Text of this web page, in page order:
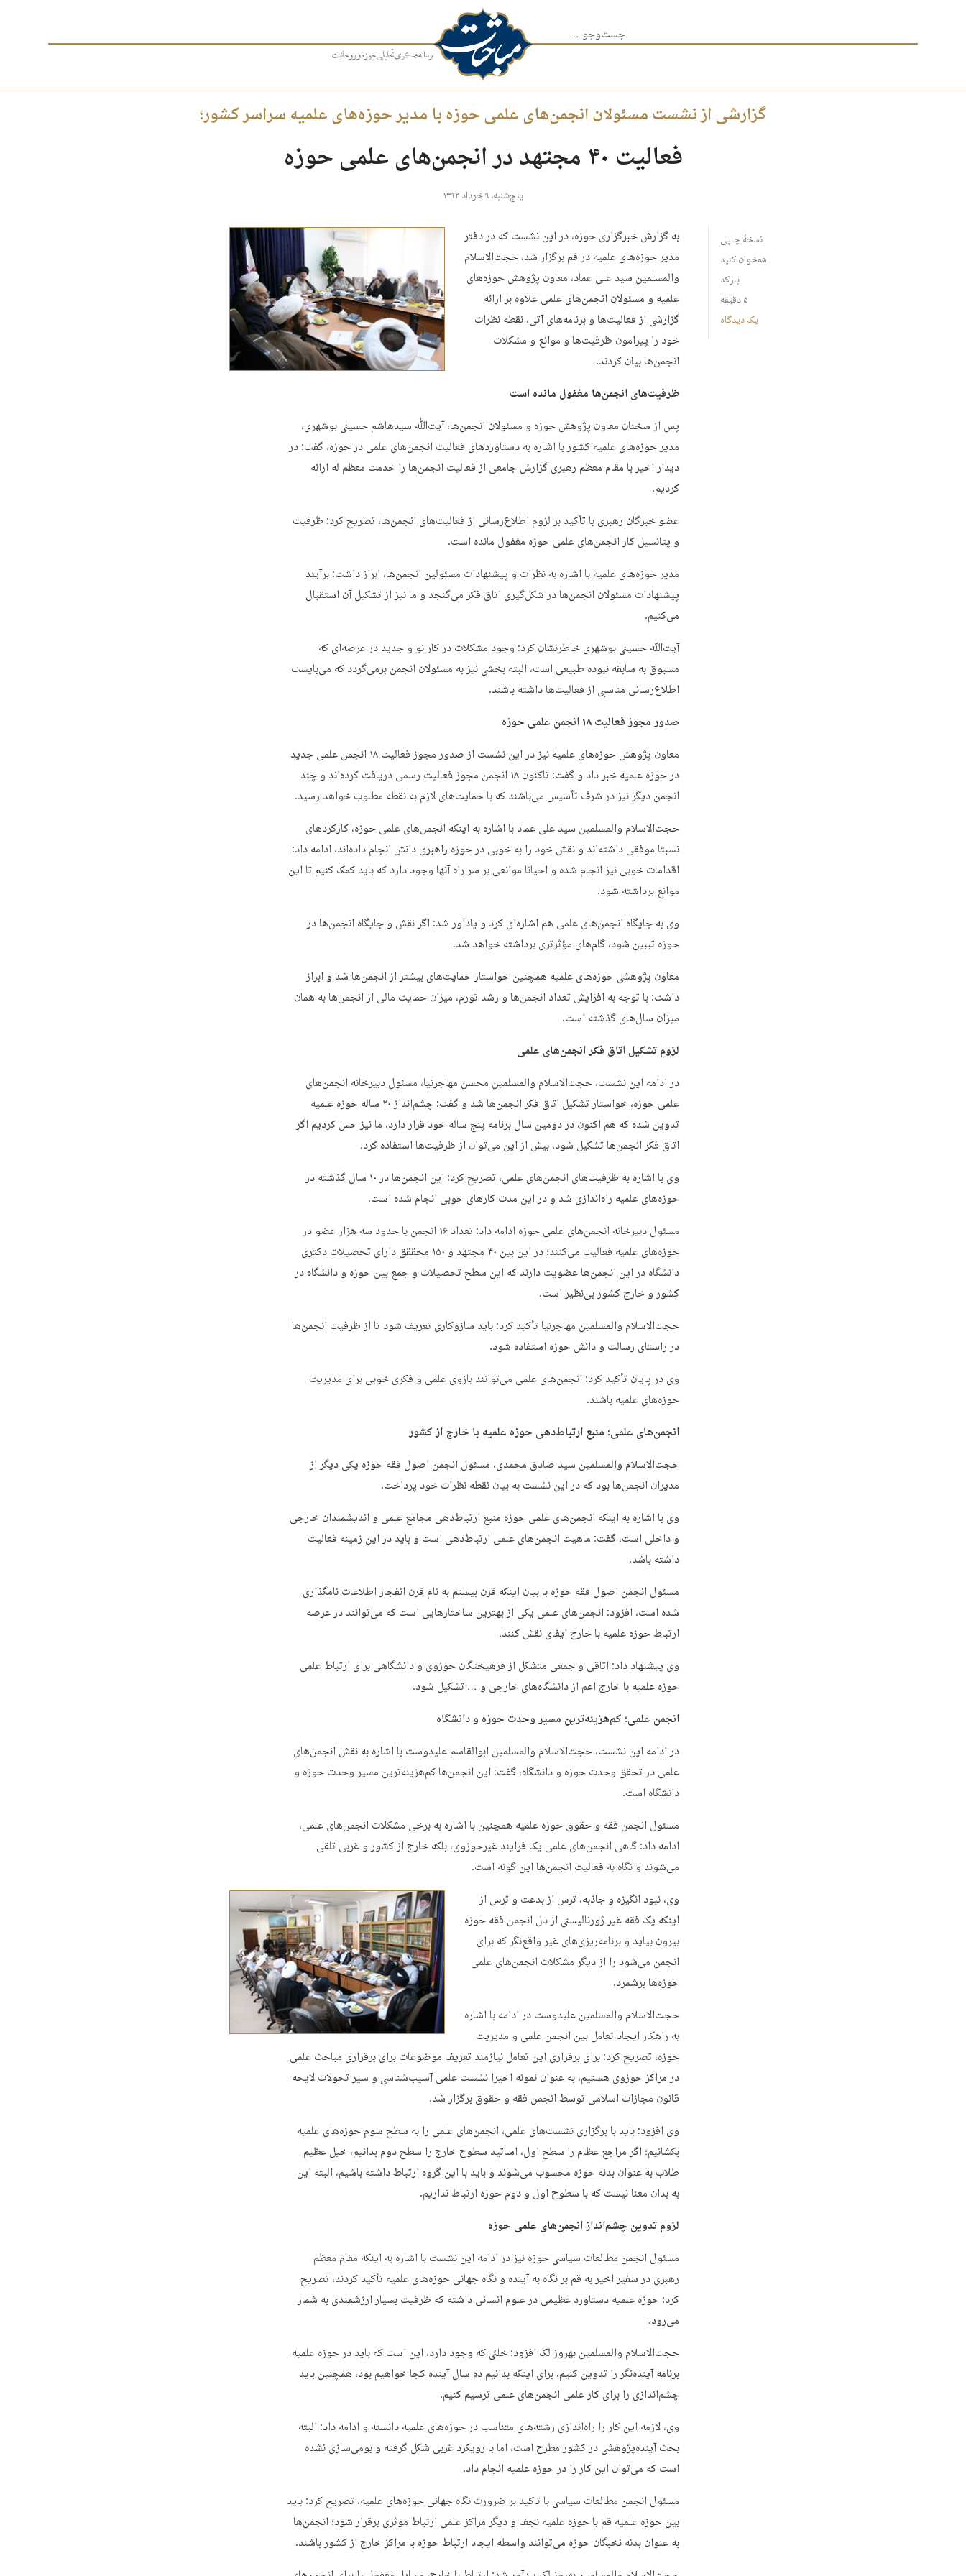
جست‌وجو برای:
گزارشی از نشست مسئولان انجمن‌های علمی حوزه با مدیر حوزه‌های علمیه سراسر کشور؛
فعالیت ۴۰ مجتهد در انجمن‌‌های علمی حوزه
پنج‌شنبه، ۹ خرداد ۱۳۹۲
نسخهٔ چاپی
همخوان کنید
بارکد
۵ دقیقه
یک دیدگاه
به گزارش خبرگزاری حوزه، در این نشست که در دفتر
مدیر حوزه‌های علمیه در قم برگزار شد، حجت‌الاسلام
والمسلمین سید علی عماد، معاون پژوهش حوزه‌های
علمیه و مسئولان انجمن‌های علمی علاوه بر ارائه
گزارشی از فعالیت‌ها و برنامه‌های آتی، نقطه نظرات
خود را پیرامون ظرفیت‌ها و موانع و مشکلات
انجمن‌ها بیان کردند.
ظرفیت‌های انجمن‌ها مغفول مانده است
پس از سخنان معاون پژوهش حوزه و مسئولان انجمن‌ها، آیت‌ﷲ سیدهاشم حسینی بوشهری،
مدیر حوزه‌های علمیه کشور با اشاره به دستاوردهای فعالیت انجمن‌های علمی در حوزه، گفت: در
دیدار اخیر با مقام معظم رهبری گزارش جامعی از فعالیت انجمن‌ها را خدمت معظم له ارائه
کردیم.
عضو خبرگان رهبری با تأکید بر لزوم اطلاع‌رسانی از فعالیت‌های انجمن‌ها، تصریح کرد: ظرفیت
و پتانسیل کار انجمن‌های علمی حوزه مغفول مانده است.
مدیر حوزه‌های علمیه با اشاره به نظرات و پیشنهادات مسئولین انجمن‌ها، ابراز داشت: برآیند
پیشنهادات مسئولان انجمن‌ها در شکل‌گیری اتاق فکر می‌گنجد و ما نیز از تشکیل آن استقبال
می‌کنیم.
آیت‌ﷲ حسینی بوشهری خاطرنشان کرد: وجود مشکلات در کار نو و جدید در عرصه‌ای که
مسبوق به سابقه نبوده طبیعی است، البته بخشی نیز به مسئولان انجمن برمی‌گردد که می‌بایست
اطلاع‌رسانی مناسبی از فعالیت‌ها داشته باشند.
صدور مجوز فعالیت ۱۸ انجمن علمی حوزه
معاون پژوهش حوزه‌های علمیه نیز در این نشست از صدور مجوز فعالیت ۱۸ انجمن علمی جدید
در حوزه علمیه خبر داد و گفت: تاکنون ۱۸ انجمن مجوز فعالیت رسمی دریافت کرده‌اند و چند
انجمن دیگر نیز در شرف تأسیس می‌باشند که با حمایت‌های لازم به نقطه مطلوب خواهد رسید.
حجت‌الاسلام والمسلمین سید علی عماد با اشاره به اینکه انجمن‌های علمی حوزه، کارکردهای
نسبتا موفقی داشته‌اند و نقش خود را به خوبی در حوزه راهبری دانش انجام داده‌اند، ادامه داد:
اقدامات خوبی نیز انجام شده و احیانا موانعی بر سر راه آنها وجود دارد که باید کمک کنیم تا این
موانع برداشته شود.
وی به جایگاه انجمن‌های علمی هم اشاره‌ای کرد و یادآور شد: اگر نقش و جایگاه انجمن‌ها در
حوزه تببین شود، گام‌های مؤثرتری برداشته خواهد شد.
معاون پژوهشی حوزه‌های علمیه همچنین خواستار حمایت‌های بیشتر از انجمن‌ها شد و ابراز
داشت: با توجه به افزایش تعداد انجمن‌ها و رشد تورم، میزان حمایت مالی از انجمن‌ها به همان
میزان سال‌های گذشته است.
لزوم تشکیل اتاق فکر انجمن‌های علمی
در ادامه این نشست، حجت‌الاسلام والمسلمین محسن مهاجرنیا، مسئول دبیرخانه انجمن‌های
علمی حوزه، خواستار تشکیل اتاق فکر انجمن‌ها شد و گفت: چشم‌انداز ۲۰ ساله حوزه علمیه
تدوین شده که هم اکنون در دومین سال برنامه پنج ساله خود قرار دارد، ما نیز حس کردیم اگر
اتاق فکر انجمن‌ها تشکیل شود، بیش از این می‌توان از ظرفیت‌ها استفاده کرد.
وی با اشاره به ظرفیت‌های انجمن‌های علمی، تصریح کرد: این انجمن‌ها در ۱۰ سال گذشته در
حوزه‌های علمیه راه‌اندازی شد و در این مدت کارهای خوبی انجام شده است.
مسئول دبیرخانه انجمن‌های علمی حوزه ادامه داد: تعداد ۱۶ انجمن با حدود سه هزار عضو در
حوزه‌های علمیه فعالیت می‌کنند؛ در این بین ۴۰ مجتهد و ۱۵۰ محققق دارای تحصیلات دکتری
دانشگاه در این انجمن‌ها عضویت دارند که این سطح تحصیلات و جمع بین حوزه و دانشگاه در
کشور و خارج کشور بی‌نظیر است.
حجت‌الاسلام والمسلمین مهاجرنیا تأکید کرد: باید سازوکاری تعریف شود تا از ظرفیت انجمن‌ها
در راستای رسالت و دانش حوزه استفاده شود.
وی در پایان تأکید کرد: انجمن‌های علمی می‌توانند بازوی علمی و فکری خوبی برای مدیریت
حوزه‌های علمیه باشند.
انجمن‌های علمی؛ منبع ارتباط‌دهی حوزه علمیه با خارج از کشور
حجت‌الاسلام والمسلمین سید صادق محمدی، مسئول انجمن اصول فقه حوزه یکی دیگر از
مدیران انجمن‌ها بود که در این نشست به بیان نقطه نظرات خود پرداخت.
وی با اشاره به اینکه انجمن‌های علمی حوزه منبع ارتباط‌دهی مجامع علمی و اندیشمندان خارجی
و داخلی است، گفت: ماهیت انجمن‌های علمی ارتباط‌دهی است و باید در این زمینه فعالیت
داشته باشد.
مسئول انجمن اصول فقه حوزه با بیان اینکه قرن بیستم به نام قرن انفجار اطلاعات نامگذاری
شده است، افزود: انجمن‌های علمی یکی از بهترین ساختارهایی است که می‌توانند در عرصه
ارتباط حوزه علمیه با خارج ایفای نقش کنند.
وی پیشنهاد داد: اتاقی و جمعی متشکل از فرهیختگان حوزوی و دانشگاهی برای ارتباط علمی
حوزه علمیه با خارج اعم از دانشگاه‌های خارجی و … تشکیل شود.
انجمن علمی؛ کم‌هزینه‌ترین مسیر وحدت حوزه و دانشگاه
در ادامه این نشست، حجت‌الاسلام والمسلمین ابوالقاسم علیدوست با اشاره به نقش انجمن‌های
علمی در تحقق وحدت حوزه و دانشگاه، گفت: این انجمن‌ها کم‌هزینه‌ترین مسیر وحدت حوزه و
دانشگاه است.
مسئول انجمن فقه و حقوق حوزه علمیه همچنین با اشاره به برخی مشکلات انجمن‌های علمی،
ادامه داد: گاهی انجمن‌های علمی یک فرایند غیرحوزوی، بلکه خارج از کشور و غربی تلقی
می‌شوند و نگاه به فعالیت انجمن‌ها این گونه است.
وی، نبود انگیزه و جاذبه، ترس از بدعت و ترس از
اینکه یک فقه غیر ژورنالیستی از دل انجمن فقه حوزه
بیرون بیاید و برنامه‌ریزی‌های غیر واقع‌نگر که برای
انجمن می‌شود را از دیگر مشکلات انجمن‌های علمی
حوزه‌ها برشمرد.
حجت‌الاسلام والمسلمین علیدوست در ادامه با اشاره
به راهکار ایجاد تعامل بین انجمن علمی و مدیریت
حوزه، تصریح کرد: برای برقراری این تعامل نیازمند تعریف موضوعات برای برقراری مباحث علمی
در مراکز حوزوی هستیم، به عنوان نمونه اخیرا نشست علمی آسیب‌شناسی و سیر تحولات لایحه
قانون مجازات اسلامی توسط انجمن فقه و حقوق برگزار شد.
وی افزود: باید با برگزاری نشست‌های علمی، انجمن‌های علمی را به سطح سوم حوزه‌های علمیه
بکشانیم؛ اگر مراجع عظام را سطح اول، اساتید سطوح خارج را سطح دوم بدانیم، خیل عظیم
طلاب به عنوان بدنه حوزه محسوب می‌شوند و باید با این گروه ارتباط داشته باشیم، البته این
به بدان معنا نیست که با سطوح اول و دوم حوزه ارتباط نداریم.
لزوم تدوین چشم‌انداز انجمن‌های علمی حوزه
مسئول انجمن مطالعات سیاسی حوزه نیز در ادامه این نشست با اشاره به اینکه مقام معظم
رهبری در سفیر اخیر به قم بر نگاه به آینده و نگاه جهانی حوزه‌های علمیه تأکید کردند، تصریح
کرد: حوزه علمیه دستاورد عظیمی در علوم انسانی داشته که ظرفیت بسیار ارزشمندی به شمار
می‌رود.
حجت‌الاسلام والمسلمین بهروز لک افزود: خلئی که وجود دارد، این است که باید در حوزه علمیه
برنامه آینده‌نگر را تدوین کنیم، برای اینکه بدانیم ده سال آینده کجا خواهیم بود، همچنین باید
چشم‌اندازی را برای کار علمی انجمن‌های علمی ترسیم کنیم.
وی، لازمه این کار را راه‌اندازی رشته‌های متناسب در حوزه‌های علمیه دانسته و ادامه داد: البته
بحث آینده‌پژوهشی در کشور مطرح است، اما با رویکرد غربی شکل گرفته و بومی‌سازی نشده
است که می‌توان این کار را در حوزه علمیه انجام داد.
مسئول انجمن مطالعات سیاسی با تاکید بر ضرورت نگاه جهانی حوزه‌های علمیه، تصریح کرد: باید
بین حوزه علمیه قم با حوزه علمیه نجف و دیگر مراکز علمی ارتباط موثری برقرار شود؛ انجمن‌ها
به عنوان بدنه نخبگان حوزه می‌توانند واسطه ایجاد ارتباط حوزه با مراکز خارج از کشور باشند.